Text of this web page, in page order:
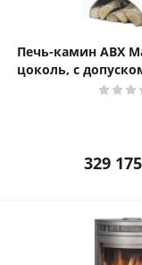
Печь-камин ABX
цоколь, с
329 175